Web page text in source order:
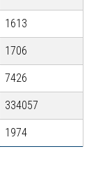
1613
1706
7426
334057
1974